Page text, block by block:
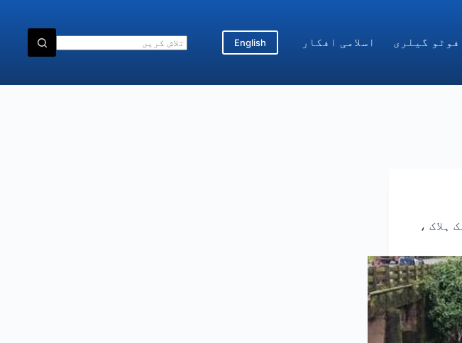
فوٹو گیلری اسلامی افکار English
ہلاک ،